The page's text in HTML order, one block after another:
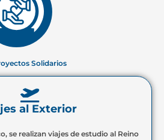
Solidarios
al Exterior
se realizan viajes de estudio al Reino